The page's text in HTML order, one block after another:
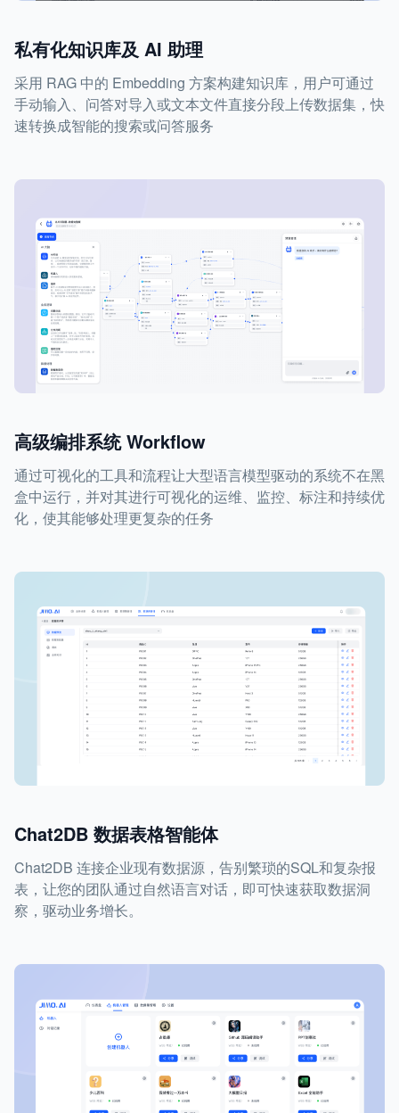
私有化知识库及 AI 助理
采用 RAG 中的 Embedding 方案构建知识库，用户可通过
手动输入、问答对导入或文本文件直接分段上传数据集，快
速转换成智能的搜索或问答服务
高级编排系统 Workflow
通过可视化的工具和流程让大型语言模型驱动的系统不在黑
盒中运行，并对其进行可视化的运维、监控、标注和持续优
化，使其能够处理更复杂的任务
Chat2DB 数据表格智能体
Chat2DB 连接企业现有数据源，告别繁琐的SQL和复杂报
表，让您的团队通过自然语言对话，即可快速获取数据洞
察，驱动业务增长。